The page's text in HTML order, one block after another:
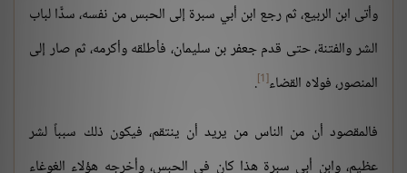
وأتى ابن الربيع، ثم رجع ابن أبي سبرة إلى الحبس من نفسه، سدًّا لباب
الشر والفتنة، حتى قدم جعفر بن سليمان، فأطلقه وأكرمه، ثم صار إلى
المنصور، فولاه القضاء[1]
.
فالمقصود أن من الناس من يريد أن ينتقم، فيكون ذلك سبباً لشر
عظيم، وابن أبي سبرة هذا كان في الحبس، وأخرجه هؤلاء الغوغاء